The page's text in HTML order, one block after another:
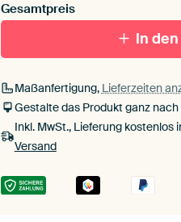
Mit Schattenfugenrahmen,
Gesamtpreis
In
Maßanfertigung, Lieferzeiten
Gestalte das Produkt ganz
Inkl. MwSt., Lieferung kostenlos
Versand